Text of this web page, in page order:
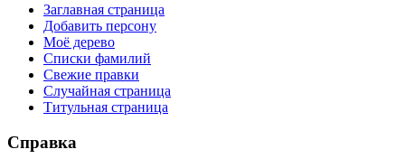
Заглавная страница
Добавить персону
Моё дерево
Списки фамилий
Свежие правки
Случайная страница
Титульная страница
Справка